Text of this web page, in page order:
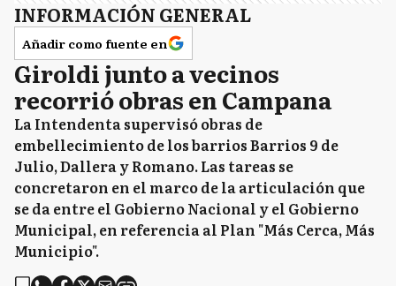
INFORMACIÓN GENERAL
Añadir como fuente en
Giroldi junto a vecinos
recorrió obras en Campana
La Intendenta supervisó obras de
embellecimiento de los barrios Barrios 9 de
Julio, Dallera y Romano. Las tareas se
concretaron en el marco de la articulación que
se da entre el Gobierno Nacional y el Gobierno
Municipal, en referencia al Plan "Más Cerca, Más
Municipio".